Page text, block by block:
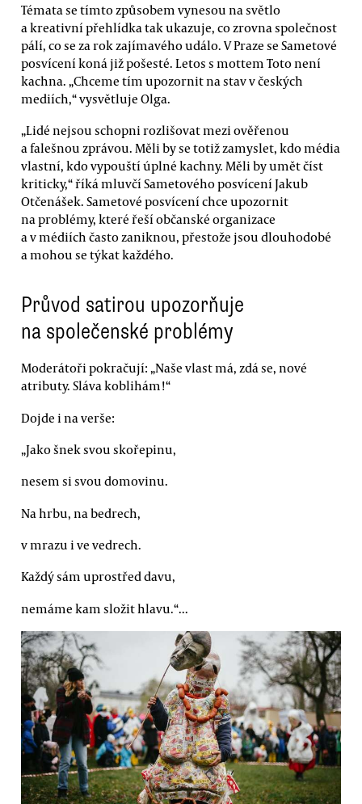
Témata se tímto způsobem vynesou na světlo
a kreativní přehlídka tak ukazuje, co zrovna společnost
pálí, co se za rok zajímavého událo. V Praze se Sametové
posvícení koná již pošesté. Letos s mottem Toto není
kachna. „Chceme tím upozornit na stav v českých
mediích,“ vysvětluje Olga.
„Lidé nejsou schopni rozlišovat mezi ověřenou
a falešnou zprávou. Měli by se totiž zamyslet, kdo média
vlastní, kdo vypouští úplné kachny. Měli by umět číst
kriticky,“ říká mluvčí Sametového posvícení Jakub
Otčenášek. Sametové posvícení chce upozornit
na problémy, které řeší občanské organizace
a v médiích často zaniknou, přestože jsou dlouhodobé
a mohou se týkat každého.
Průvod satirou upozorňuje
na společenské problémy
Moderátoři pokračují: „Naše vlast má, zdá se, nové
atributy. Sláva koblihám!“
Dojde i na verše:
„Jako šnek svou skořepinu,
nesem si svou domovinu.
Na hrbu, na bedrech,
v mrazu i ve vedrech.
Každý sám uprostřed davu,
nemáme kam složit hlavu.“...